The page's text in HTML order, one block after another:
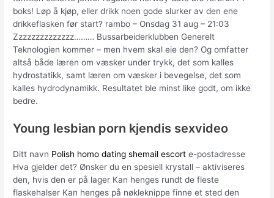
boks! Løp å kjøp, eller drikk noen gode slurker av den ene
drikkeflasken før start? rambo – Onsdag 31 aug – 21:03
Zzzzzzzzzzzzzz……… Bussarbeiderklubben Generelt
Teknologien kommer – men hvem skal eie den? Og omfatter
altså både læren om væsker under trykk, det som kalles
hydrostatikk, samt læren om væsker i bevegelse, det som
kalles hydrodynamikk. Resultatet ble minst like godt, om ikke
bedre.
Young lesbian porn kjendis sexvideo
Ditt navn Polish homo dating shemail escort e-postadresse
Hva gjelder det? Ønsker du en spesiell krystall – aktiviseres
den, hvis den er på lager Kan henges rundt de fleste
flaskehalser Kan henges på nøkleknippe finne et sted den